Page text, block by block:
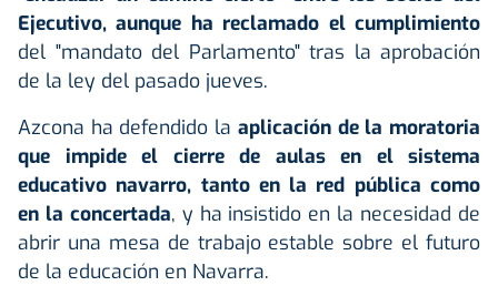
Ejecutivo, aunque ha reclamado el cumplimiento
del "mandato del Parlamento" tras la aprobación
de la ley del pasado jueves.
Azcona ha defendido la aplicación de la moratoria
que impide el cierre de aulas en el sistema
educativo navarro, tanto en la red pública como
en la concertada, y ha insistido en la necesidad de
abrir una mesa de trabajo estable sobre el futuro
de la educación en Navarra.